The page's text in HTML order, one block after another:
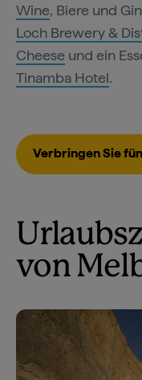
Wine, Biere und
Loch Brewery &
Cheese und ein
Tinamba Hotel.
Verbringen Sie
von